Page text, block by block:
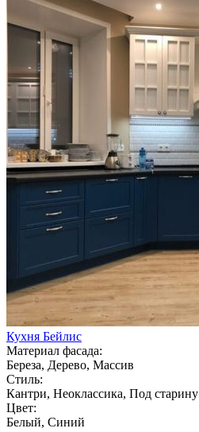
Кухня Бейлис
Материал фасада:
Береза, Дерево, Массив
Стиль:
Кантри, Неоклассика, Под старину
Цвет:
Белый, Синий